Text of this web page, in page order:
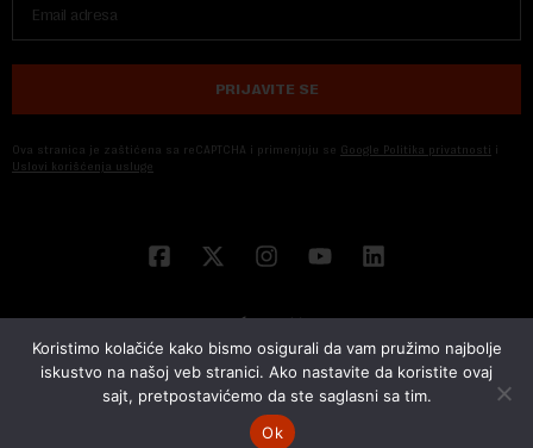
PRIJAVITE SE
Ova stranica je zaštićena sa reCAPTCHA i primenjuju se Google Politika privatnosti i
Uslovi korišćenja usluge
© 2026 NOVA EKONOMIJA | SVA PRAVA ZADŽANA | DEVELOPED BY
Koristimo kolačiće kako bismo osigurali da vam pružimo najbolje
iskustvo na našoj veb stranici. Ako nastavite da koristite ovaj
sajt, pretpostavićemo da ste saglasni sa tim.
Ok